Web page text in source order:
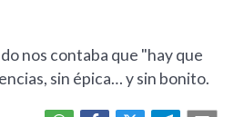
nos contaba que "hay que
sin épica… y sin bonito.